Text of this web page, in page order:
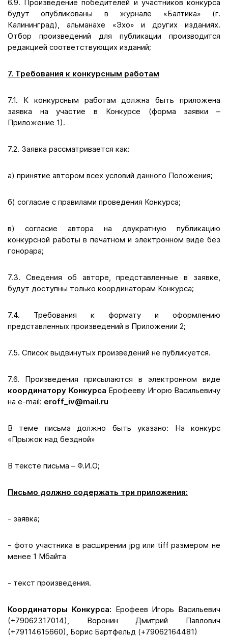
6.9. Произведение победителей и участников конкурса
будут опубликованы в журнале «Балтика» (г.
Калининград), альманахе «Эхо» и других изданиях.
Отбор произведений для публикации производится
редакцией соответствующих изданий;
7. Требования к конкурсным работам
7.1. К конкурсным работам должна быть приложена
заявка на участие в Конкурсе (форма заявки –
Приложение 1).
7.2. Заявка рассматривается как:
а) принятие автором всех условий данного Положения;
б) согласие с правилами проведения Конкурса;
в) согласие автора на двукратную публикацию
конкурсной работы в печатном и электронном виде без
гонорара;
7.3. Сведения об авторе, представленные в заявке,
будут доступны только координаторам Конкурса;
7.4. Требования к формату и оформлению
представленных произведений в Приложении 2;
7.5. Список выдвинутых произведений не публикуется.
7.6. Произведения присылаются в электронном виде
координатору Конкурса Ерофееву Игорю Васильевичу
на e-mail: eroff_iv@mail.ru
В теме письма должно быть указано: На конкурс
«Прыжок над бездной»
В тексте письма – Ф.И.О;
Письмо должно содержать три приложения:
- заявка;
- фото участника в расширении jpg или tiff размером не
менее 1 Мбайта
- текст произведения.
Координаторы Конкурса: Ерофеев Игорь Васильевич
(+79062317014), Воронин Дмитрий Павлович
(+79114615660), Борис Бартфельд (+79062164481)